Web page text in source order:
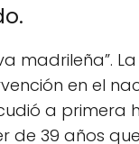
madrileña”.
en el
a
de 39 años